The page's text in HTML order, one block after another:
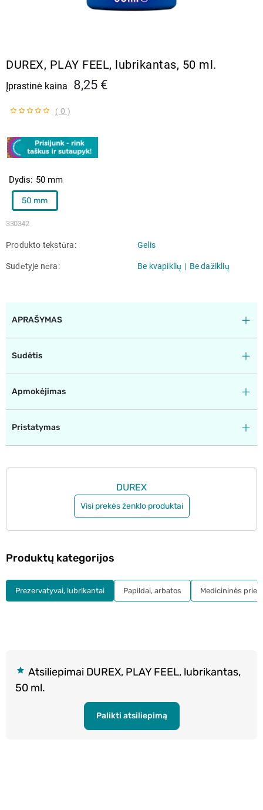
DUREX, PLAY FEEL, lubrikantas, 50 ml.
Įprastinė kaina 8,25 €
( 0 )
330342
Dydis 50 mm
50 mm
Produkto tekstūra Gelis
Sudėtyje nėra Be kvapiklių Be dažiklių
APRAŠYMAS
Sudėtis
Apmokėjimas
Pristatymas
DUREX
Visi prekės ženklo produktai
Atsiliepimai DUREX, PLAY FEEL, lubrikantas,
50 ml.
Palikti atsiliepimą
Produktų kategorijos
Prezervatyvai, lubrikantai Papildai, arbatos Medicininės